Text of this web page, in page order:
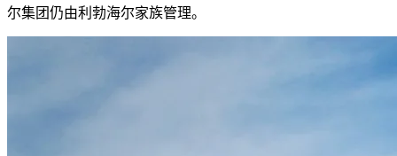
尔集团仍由利勃海尔家族管理。